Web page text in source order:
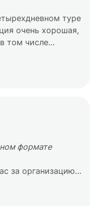
туре
очень хорошая,
том числе
спасибо, очень
формате
за организацию